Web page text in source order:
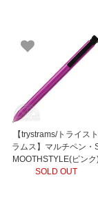
【trystrams/トライスト
ラムス】マルチペン・
MOOTHSTYLE(ピンク
SOLD OUT